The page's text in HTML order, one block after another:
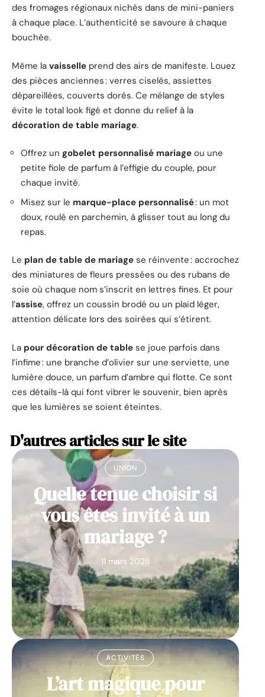
des fromages régionaux nichés dans de mini-paniers
à chaque place. L’authenticité se savoure à chaque
bouchée.
Même la vaisselle prend des airs de manifeste. Louez
des pièces anciennes : verres ciselés, assiettes
dépareillées, couverts dorés. Ce mélange de styles
évite le total look figé et donne du relief à la
décoration de table mariage.
Offrez un gobelet personnalisé mariage ou une
petite fiole de parfum à l’effigie du couple, pour
chaque invité.
Misez sur le marque-place personnalisé: un mot
doux, roulé en parchemin, à glisser tout au long du
repas.
Le plan de table de mariage se réinvente : accrochez
des miniatures de fleurs pressées ou des rubans de
soie où chaque nom s’inscrit en lettres fines. Et pour
l’assise, offrez un coussin brodé ou un plaid léger,
attention délicate lors des soirées qui s’étirent.
La pour décoration de table se joue parfois dans
l’infime : une branche d’olivier sur une serviette, une
lumière douce, un parfum d’ambre qui flotte. Ce sont
ces détails-là qui font vibrer le souvenir, bien après
que les lumières se soient éteintes.
D'autres articles sur le site
UNION
Quelle tenue choisir si
vous êtes invité à un
mariage ?
11 mars 2026
ACTIVITÉS
L’art magique pour